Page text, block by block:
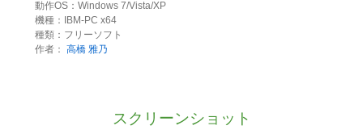
動作OS：Windows 7/Vista/XP
機種：IBM-PC x64
種類：フリーソフト
作者： 高橋 雅乃
スクリーンショット